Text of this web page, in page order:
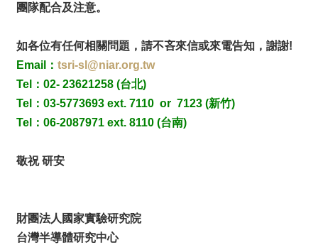
團隊配合及注意。
如各位有任何相關問題，請不吝來信或來電告知，謝謝!
Email： tsri-sl@niar.org.tw
Tel：02- 23621258 (台北)
Tel：03-5773693 ext. 7110 or 7123 (新竹)
Tel：06-2087971 ext. 8110 (台南)
敬祝 研安
財團法人國家實驗研究院
台灣半導體研究中心